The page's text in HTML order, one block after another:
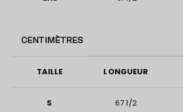
CENTIM ÈTRES
TAILLE LONGUEUR
S 67 1/2